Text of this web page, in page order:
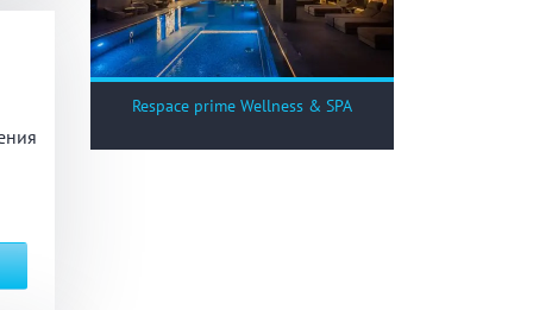
Respace prime Wellness & SPA